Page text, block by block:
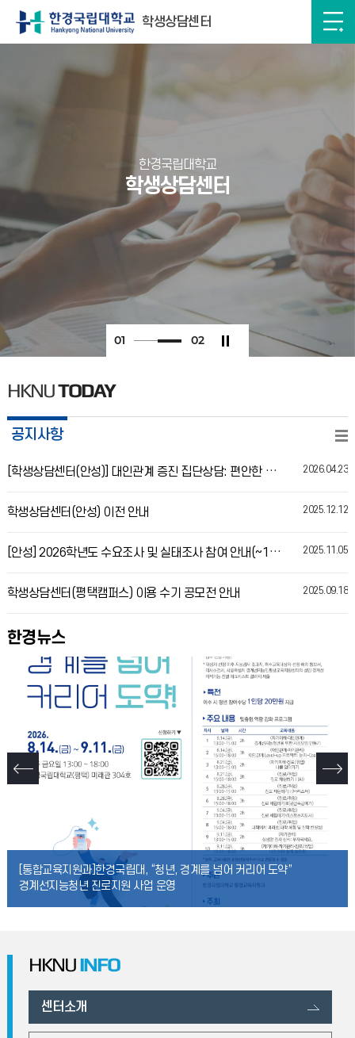
학생상담센터
한경국립대학교
학생상담센터
01 02
HKNUTODAY
공지사항
[학생상담센터(안성)] 대인관계 증진 집단상담: 편안한 관계의 시작, 나를 지키며 가까워지기 2026.04.23
학생상담센터(안성) 이전 안내 2025.12.12
[안성] 2026학년도 수요조사 및 실태조사 참여 안내(~12.19) 2025.11.05
학생상담센터(평택캠퍼스) 이용 수기 공모전 안내 2025.09.18
한경뉴스
[통합교육지원과]한경국립대, “청년, 경계를 넘어 커리어 도약”
경계선지능청년 진로지원 사업 운영
HKNUINFO
센터소개